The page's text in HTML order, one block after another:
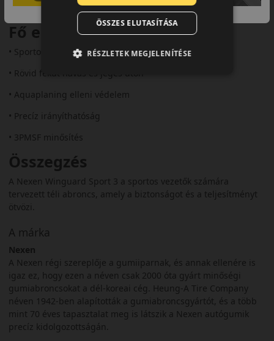
télen is lendületesen, sportosabban szeretnének közlekedni.
Fő előnyök röviden:
• Sportos kialakítás a dinamikus vezetéshez
• Rövid fékút havas és jeges úton
• Aquaplaning elleni védelem
• Precíz irányíthatóság
• 3PMSF minősítés
Összegzés
A Nexen Winguard Sport 3 a sportos vezetők számára
tervezett téli abroncs, amely a biztonságot és a teljesítményt
ötvözi.
A márka
Nexen
A Nexen régi szereplője a gumiiparnak, és annak ellenére is
igaz ez, hogy ezen a néven csak 2000 óta gyárt minőségi
gumiabroncsokat a dél-koreai cég. Heung-A Tire Company
néven 1942-ben alapították a gumiabroncsgyártót, és a több
mint 70 éves tapasztalat meg is látszik a Nexen autógumik
precíz kidolgozottságán.
ÖSSZES ELUTASÍTÁSA
RÉSZLETEK MEGJELENÍTÉSE